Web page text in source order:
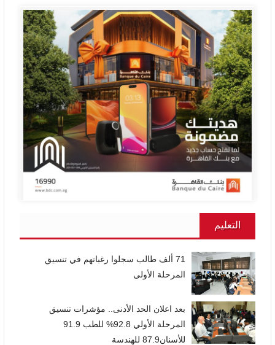
التعليم
71 ألف طالب سجلوا رغباتهم في تنسيق
المرحلة الأولى
بعد اعلان الحد الأدنى.. مؤشرات تنسيق
المرحلة الأولي 92.8% للطب 91.9
للأسنان87.9 للهندسة